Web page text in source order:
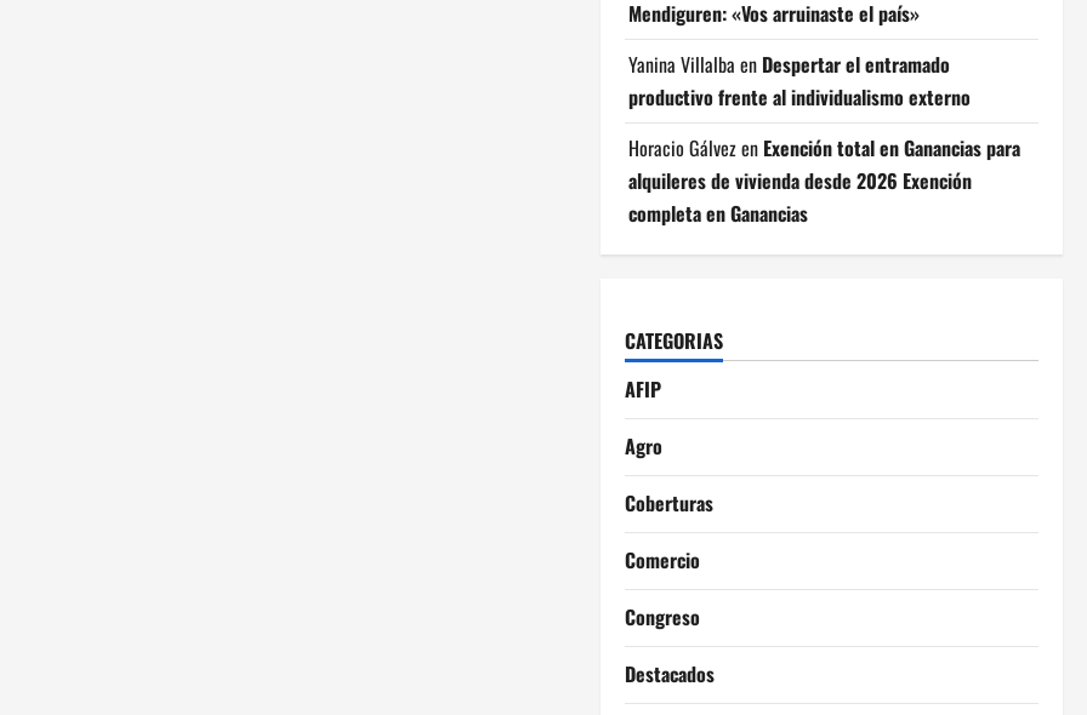
Mendiguren: «Vos arruinaste el país»
Yanina Villalba en Despertar el entramado
productivo frente al individualismo externo
Horacio Gálvezen Exención total en Ganancias para
alquileres de vivienda desde 2026 Exención
completa en Ganancias
CATEGORIAS
AFIP
Agro
Coberturas
Comercio
Congreso
Destacados